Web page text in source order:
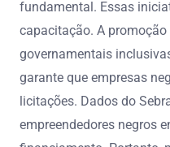
fundamental. Essas
capacitação. A
governamentais
garante que empresas
licitações. Dados do
empreendedores negros